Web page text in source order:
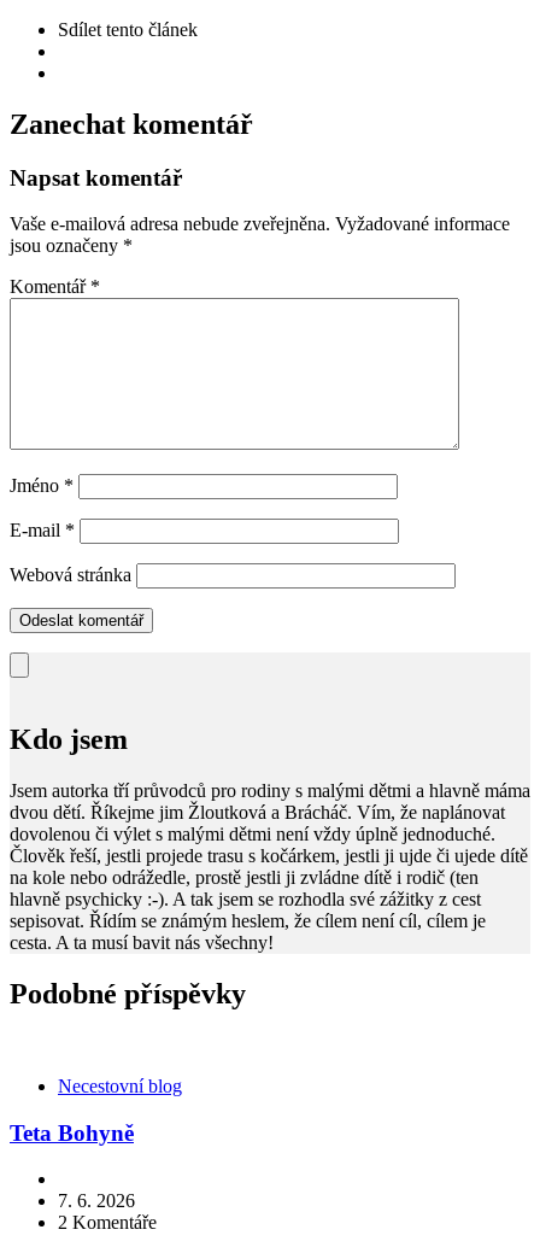
Sdílet tento článek
Zanechat komentář
Napsat komentář
Vaše e-mailová adresa nebude zveřejněna. Vyžadované informace
jsou označeny *
Komentář *
Jméno *
E-mail *
Webová stránka
Kdo jsem
Jsem autorka tří průvodců pro rodiny s malými dětmi a hlavně máma
dvou dětí. Říkejme jim Žloutková a Brácháč. Vím, že naplánovat
dovolenou či výlet s malými dětmi není vždy úplně jednoduché.
Člověk řeší, jestli projede trasu s kočárkem, jestli ji ujde či ujede dítě
na kole nebo odrážedle, prostě jestli ji zvládne dítě i rodič (ten
hlavně psychicky :-). A tak jsem se rozhodla své zážitky z cest
sepisovat. Řídím se známým heslem, že cílem není cíl, cílem je
cesta. A ta musí bavit nás všechny!
Podobné příspěvky
KategorieNecestovní blog
Teta Bohyně
7. 6. 2026
2 Komentáře